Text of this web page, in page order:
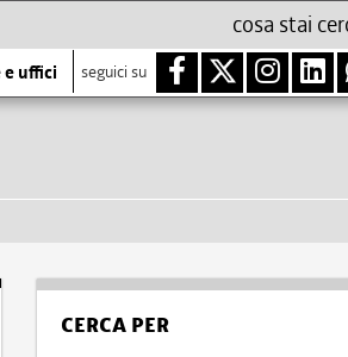
e uffici seguici su
CERCA PER